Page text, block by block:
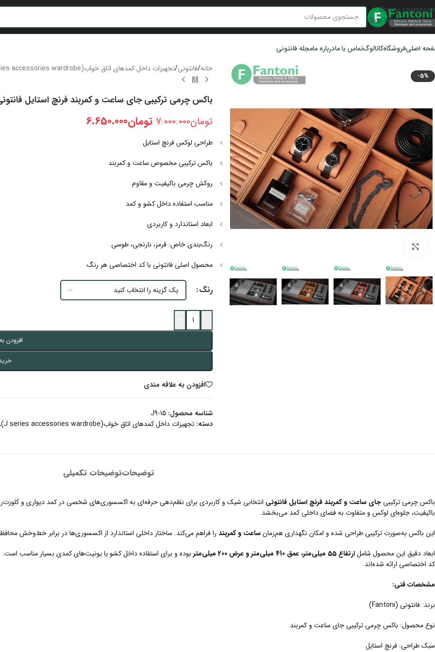
Skip to navigation
Skip to main content
اصلیفروشگاهکاتالوگتماس با مادرباره مامجله فانتونی
-5%
خانه/فانتونی/تجهیزات داخل کمدهای اتاق خواب(J series accessories wardrobe)
باکس چرمی ترکیبی جای ساعت و کمربند فرنچ استایل
تومان7.000.000 تومان6.650.000
طراحی لوکس فرنچ استایل
باکس ترکیبی مخصوص ساعت و کمربند
روکش چرمی باکیفیت و مقاوم
مناسب استفاده داخل کشو و کمد
ابعاد استاندارد و کاربردی
رنگ‌بندی خاص: قرمز، نارنجی، طوسی
محصول اصلی فانتونی با کد اختصاصی هر رنگ
رنگ
افزودن
افزودن به علاقه مندی
شناسه محصول: J9-15
دسته: تجهیزات داخل کمدهای اتاق خواب(J series accessories wardrobe) ,
توضیحاتتوضیحات تکمیلی
باکس چرمی ترکیبی جای ساعت و کمربند فرنچ استایل فانتونی انتخابی شیک و کاربردی برای نظم‌دهی حرفه‌ای به اکسسوری‌های شخصی در کمد دیواری و
باکیفیت، جلوه‌ای لوکس و متفاوت به فضای داخلی کمد می‌بخشد.
این باکس به‌صورت ترکیبی طراحی شده و امکان نگهداری هم‌زمانساعت و کمربند را فراهم می‌کند. ساختار داخلی استاندارد از اکسسوری‌ها در برابر خط‌وخش
ابعاد دقیق این محصول شاملارتفاع 55 میلی‌متر، عمق 410 میلی‌متر و عرض 200 میلی‌متر
بوده و برای استفاده داخل کشو یا یونیت‌های کمدی بسیار مناسب
کد اختصاصی ارائه شده‌اند.
مشخصات فنی:
برند: فانتونی (Fantoni)
نوع محصول: باکس چرمی ترکیبی جای ساعت و کمربند
سبک طراحی: فرنچ استایل